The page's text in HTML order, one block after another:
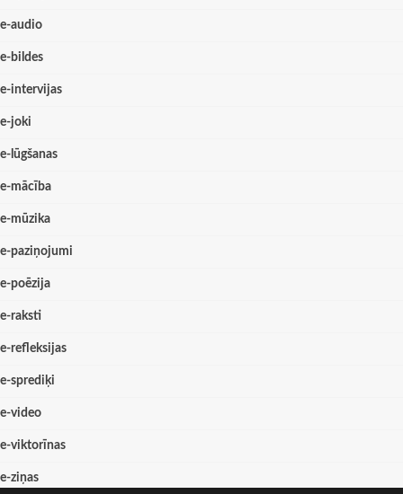
e-audio
e-bildes
e-intervijas
e-joki
e-lūgšanas
e-mācība
e-mūzika
e-paziņojumi
e-poēzija
e-raksti
e-refleksijas
e-sprediķi
e-video
e-viktorīnas
e-ziņas